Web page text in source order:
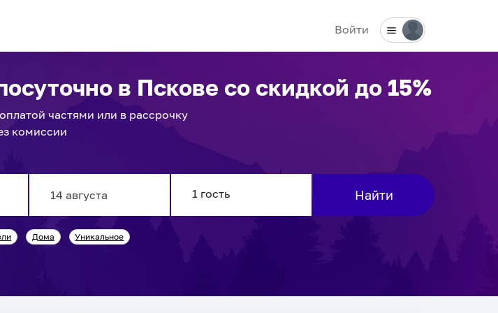
Войти
в Пскове со скидкой до 15%
частями или в рассрочку
комиссии
backward
Найти
Дома Уникальное